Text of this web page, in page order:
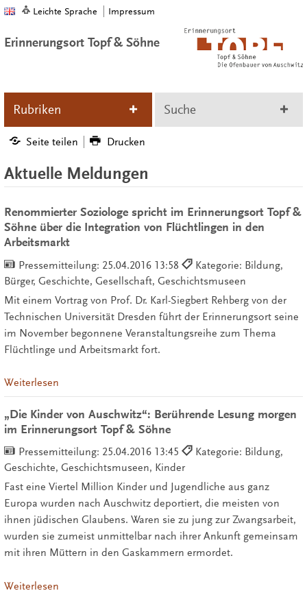
Leichte Sprache Impressum
Erinnerungsort Topf & Söhne
Rubriken Suche
Seite teilen Drucken
Aktuelle Meldungen
Renommierter Soziologe spricht im Erinnerungsort Topf &
Söhne über die Integration von Flüchtlingen in den
Arbeitsmarkt
Pressemitteilung: 25.04.2016 13:58
Kategorie: Bildung,
Bürger, Geschichte, Gesellschaft, Geschichtsmuseen
Mit einem Vortrag von Prof. Dr. Karl-Siegbert Rehberg von der
Technischen Universität Dresden führt der Erinnerungsort seine
im November begonnene Veranstaltungsreihe zum Thema
Flüchtlinge und Arbeitsmarkt fort.
Weiterlesen
„Die Kinder von Auschwitz“: Berührende Lesung morgen
im Erinnerungsort Topf & Söhne
Pressemitteilung: 25.04.2016 13:45
Kategorie: Bildung,
Geschichte, Geschichtsmuseen, Kinder
Fast eine Viertel Million Kinder und Jugendliche aus ganz
Europa wurden nach Auschwitz deportiert, die meisten von
ihnen jüdischen Glaubens. Waren sie zu jung zur Zwangsarbeit,
wurden sie zumeist unmittelbar nach ihrer Ankunft gemeinsam
mit ihren Müttern in den Gaskammern ermordet.
Weiterlesen